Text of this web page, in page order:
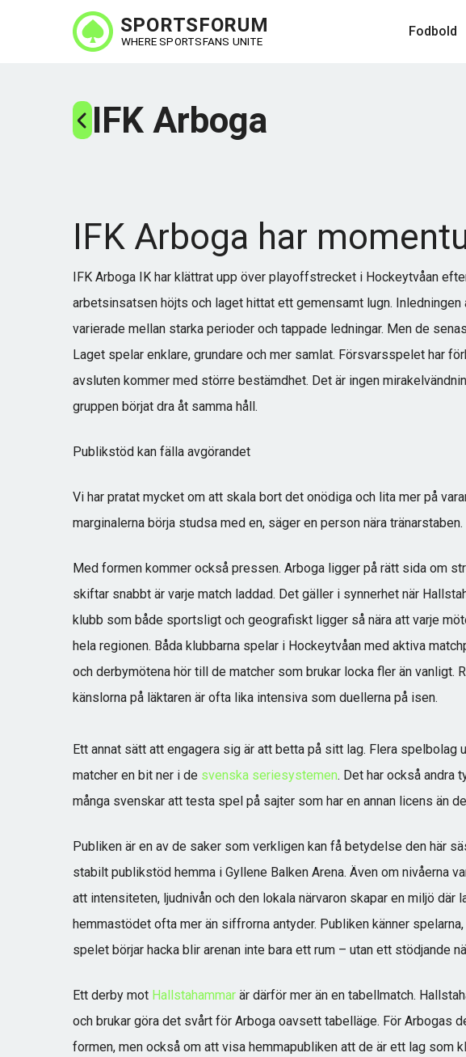
Fodbold
IFK Arboga
IFK Arboga har
IFK Arboga IK har klättrat upp över playoffstrecket i Hockeytvåan
arbetsinsatsen höjts och laget hittat ett gemensamt lugn.
varierade mellan starka perioder och tappade ledningar. Men de
Laget spelar enklare, grundare och mer samlat. Försvarsspelet har
avsluten kommer med större bestämdhet. Det är ingen
gruppen börjat dra åt samma håll.
Publikstöd kan fälla avgörandet
Vi har pratat mycket om att skala bort det onödiga och lita mer på
marginalerna börja studsa med en, säger en person nära tränarstaben.
Med formen kommer också pressen. Arboga ligger på rätt sida om
skiftar snabbt är varje match laddad. Det gäller i synnerhet när
klubb som både sportsligt och geografiskt ligger så nära att varje
hela regionen. Båda klubbarna spelar i Hockeytvåan med aktiva
och derbymötena hör till de matcher som brukar locka fler än vanligt.
känslorna på läktaren är ofta lika intensiva som duellerna på isen.
Ett annat sätt att engagera sig är att betta på sitt lag. Flera spelbolag
matcher en bit ner i de svenska seriesystemen. Det har också andra
många svenskar att testa spel på sajter som har en annan licens än
Publiken är en av de saker som verkligen kan få betydelse den här
stabilt publikstöd hemma i Gyllene Balken Arena. Även om nivåerna
att intensiteten, ljudnivån och den lokala närvaron skapar en miljö där
hemmastödet ofta mer än siffrorna antyder. Publiken känner
spelet börjar hacka blir arenan inte bara ett rum – utan ett stödjande
Ett derby mot Hallstahammar är därför mer än en tabellmatch.
och brukar göra det svårt för Arboga oavsett tabelläge. För Arbogas
formen, men också om att visa hemmapubliken att de är ett lag som